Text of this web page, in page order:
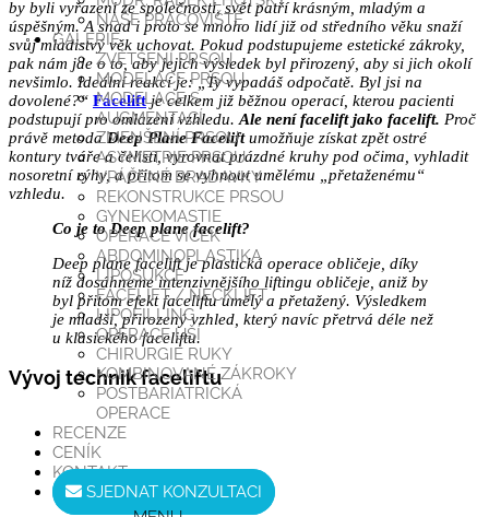
NAŠE PRACOVIŠTĚ
GALERIE
ZVĚTŠENÍ PRSOU
MODELACE PRSOU
MODELACE S
AUGMENTACÍ
ZMENŠENÍ PRSOU
ASYMETRIE PRSOU
VPÁČENÉ BRADAVKY
REKONSTRUKCE PRSOU
GYNEKOMASTIE
OPERACE VÍČEK
ABDOMINOPLASTIKA
LIPOSUKCE
FACELIFT / NECKLIFT
LIPOFILLING
OPERACE UŠÍ
CHIRURGIE RUKY
KOMBINOVANÉ ZÁKROKY
POSTBARIATRICKÁ
OPERACE
RECENZE
CENÍK
KONTAKT
SJEDNAT KONZULTACI
by byli vyřazeni ze společnosti, svět patří krásným, mladým a
úspěšným. A snad i proto se mnoho lidí již od středního věku snaží
svůj mladistvý věk uchovat. Pokud podstupujeme estetické zákroky,
pak nám jde o to, aby jejich výsledek byl přirozený, aby si jich okolí
nevšimlo. Ideální reakcí je: „Ty vypadáš odpočatě. Byl jsi na
dovolené?“ Faceliftje celkem již běžnou operací, kterou pacienti
podstupují pro omlazení vzhledu.Ale není facelift jako facelift. Proč
právě metodaDeep Plane Faceliftumožňuje získat zpět ostré
kontury tváře a čelistí, vyrovnat prázdné kruhy pod očima, vyhladit
nosoretní rýhy, a přitom se vyhnout umělému „přetaženému“
vzhledu.
Co je to Deep plane facelift?
Deep plane facelift je plastická operace obličeje, díky
níž dosáhneme intenzivnějšího liftingu obličeje, aniž by
byl přitom efekt faceliftu umělý a přetažený. Výsledkem
je mladší, přirozený vzhled, který navíc přetrvá déle než
u klasického faceliftu.
Vývoj technik faceliftu